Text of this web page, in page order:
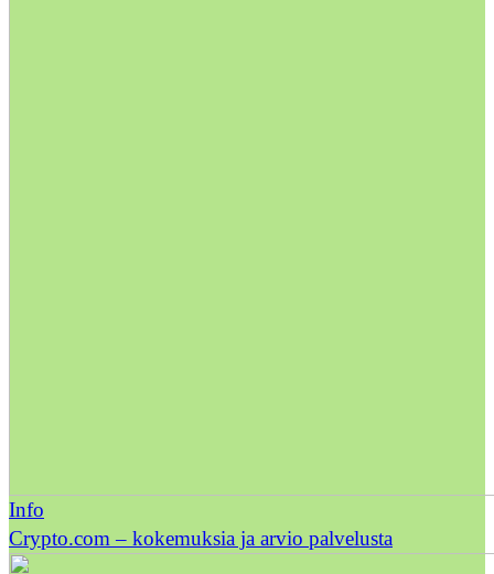
Info
Crypto.com – kokemuksia ja arvio palvelusta